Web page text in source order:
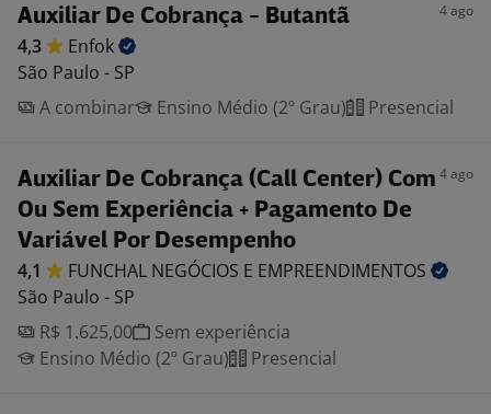
Auxiliar De Cobrança - Butantã 4 ago
4,3
Enfok
São Paulo - SP
A combinar
Ensino Médio (2º Grau) Presencial
Auxiliar De Cobrança (Call Center) Com
Ou Sem Experiência + Pagamento De
Variável Por Desempenho
4 ago
4,1 FUNCHAL NEGÓCIOS E EMPREENDIMENTOS
São Paulo - SP
R$ 1.625,00
Sem experiência
Ensino Médio (2º Grau)
Presencial